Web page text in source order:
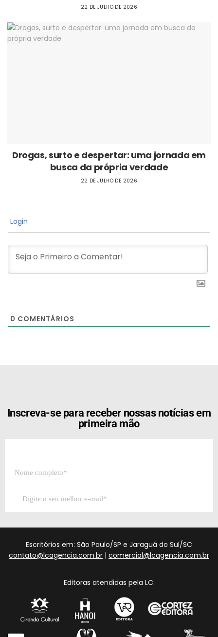
22 DE JULHO DE 2026
Drogas, surto e despertar: uma jornada em
busca da própria verdade
22 DE JULHO DE 2026
Login
0 COMENTÁRIOS
Inscreva-se para receber nossas notícias em
primeira mão
Escritórios em: São Paulo/SP e Jaraguá do Sul/SC
contato@lcagencia.com.br | comercial@lcagencia.com.br
Editoras atendidas pela LC: